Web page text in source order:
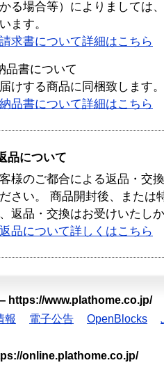
る場合等）によりましては
ます。
請求書について詳細はこちら
品書について
けする商品に同梱致します。
納品書について詳細はこちら
品について
様のご都合による返品・交
さい。 商品開封後、または
返品・交換はお受けいたし
返品について詳しくはこちら
https://www.plathome.co.jp/
報 電子公告 OpenBlocks
online.plathome.co.jp/